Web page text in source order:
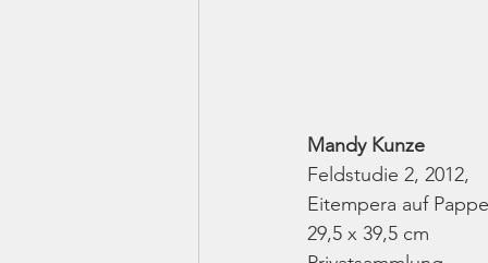
Mandy Kunze
Feldstudie 2, 2012,
Eitempera auf
29,5 x 39,5 cm